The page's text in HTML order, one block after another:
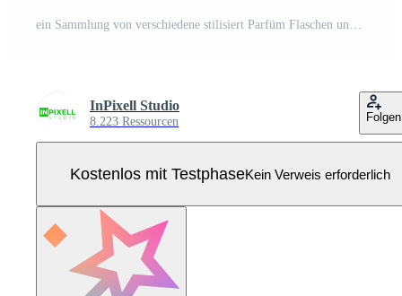
ein Sammlung von verschiedene stilisiert Parfüm Flaschen und kosmetisch Behälter auf ein Weiß Hintergrund. Pro Vektor
InPixell Studio
8.223 Ressourcen Folgen
Kostenlos mit TestphaseKein Verweis erforderlich